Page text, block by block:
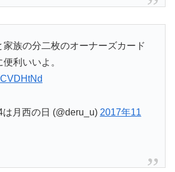
家族の分二枚のオーナーズカード
利いいよ。
月西の日 (@deru_u) 2017年11